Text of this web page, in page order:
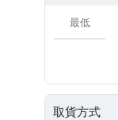
取貨方式